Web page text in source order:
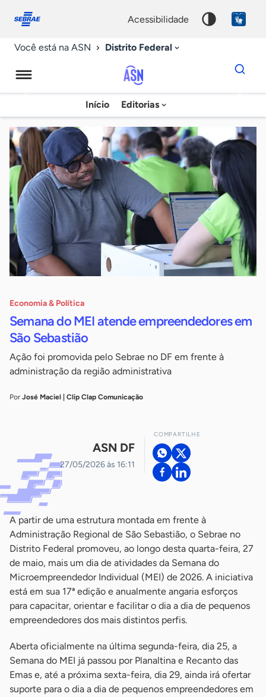
conosco
acessibilidade
Você está na ASN Distrito Federal
Agência
Sebrae
de
Notícias
Início Editorias
Dados
para
chave
Economia & Política
Semana do MEI atende empreendedores em
São Sebastião
Ação foi promovida pelo Sebrae no DF em frente à
administração da região administrativa
Por José Maciel | Clip Clap Comunicação
ASN DF
27/05/2026 às 16:11
COMPARTILHE
A partir de uma estrutura montada em frente à
Administração Regional de São Sebastião, o Sebrae no
Distrito Federal promoveu, ao longo desta quarta-feira, 27
de maio, mais um dia de atividades da Semana do
Microempreendedor Individual (MEI) de 2026. A iniciativa
está em sua 17ª edição e anualmente angaria esforços
para capacitar, orientar e facilitar o dia a dia de pequenos
empreendedores dos mais distintos perfis.
Aberta oficialmente na última segunda-feira, dia 25, a
Semana do MEI já passou por Planaltina e Recanto das
Emas e, até a próxima sexta-feira, dia 29, ainda irá ofertar
suporte para o dia a dia de pequenos empreendedores em